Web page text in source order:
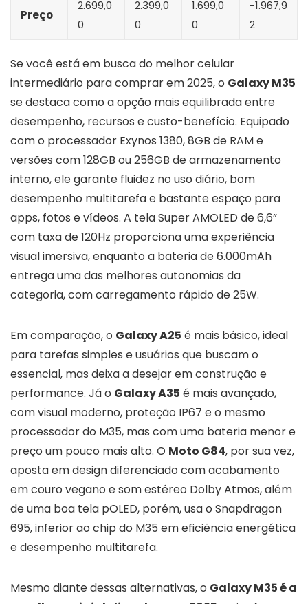
Preço
2.699,0
0
2.399,0
0
1.699,0
0
-1.967,9
2
Se você está em busca do melhor celular
intermediário para comprar em 2025, o Galaxy M35
se destaca como a opção mais equilibrada entre
desempenho, recursos e custo-benefício. Equipado
com o processador Exynos 1380, 8GB de RAM e
versões com 128GB ou 256GB de armazenamento
interno, ele garante fluidez no uso diário, bom
desempenho multitarefa e bastante espaço para
apps, fotos e vídeos. A tela Super AMOLED de 6,6”
com taxa de 120Hz proporciona uma experiência
visual imersiva, enquanto a bateria de 6.000mAh
entrega uma das melhores autonomias da
categoria, com carregamento rápido de 25W.
Em comparação, o Galaxy A25 é mais básico, ideal
para tarefas simples e usuários que buscam o
essencial, mas deixa a desejar em construção e
performance. Já o Galaxy A35 é mais avançado,
com visual moderno, proteção IP67 e o mesmo
processador do M35, mas com uma bateria menor e
preço um pouco mais alto. O Moto G84, por sua vez,
aposta em design diferenciado com acabamento
em couro vegano e som estéreo Dolby Atmos, além
de uma boa tela pOLED, porém, usa o Snapdragon
695, inferior ao chip do M35 em eficiência energética
e desempenho multitarefa.
Mesmo diante dessas alternativas, o Galaxy M35 é a